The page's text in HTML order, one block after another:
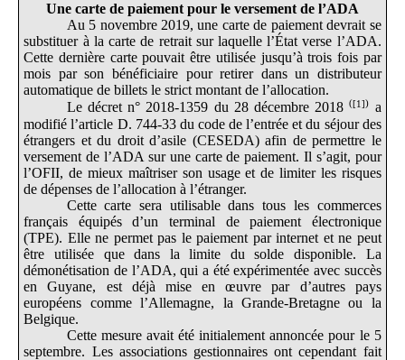
Une carte de paiement pour le versement de l’ADA
Au 5 novembre 2019, une carte de paiement devrait se
substituer à la carte de retrait sur laquelle l’État verse l’ADA.
Cette dernière carte pouvait être utilisée jusqu’à trois fois par
mois par son bénéficiaire pour retirer dans un distributeur
automatique de billets le strict montant de l’allocation.
Le décret n° 2018‑1359 du 28 décembre 2018([1] )
a
modifié l’article D. 744‑33 du code de l’entrée et du séjour des
étrangers et du droit d’asile (CESEDA) afin de permettre le
versement de l’ADA sur une carte de paiement. Il s’agit, pour
l’OFII, de mieux maîtriser son usage et de limiter les risques
de dépenses de l’allocation à l’étranger.
Cette carte sera utilisable dans tous les commerces
français équipés d’un terminal de paiement électronique
(TPE). Elle ne permet pas le paiement par internet et ne peut
être utilisée que dans la limite du solde disponible. La
démonétisation de l’ADA, qui a été expérimentée avec succès
en Guyane, est déjà mise en œuvre par d’autres pays
européens comme l’Allemagne, la Grande-Bretagne ou la
Belgique.
Cette mesure avait été initialement annoncée pour le 5
septembre. Les associations gestionnaires ont cependant fait